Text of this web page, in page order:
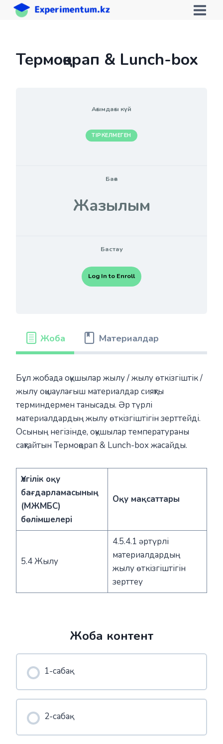
Skip
Термоқорап & Lunch-box
Ағымдағы күй
ТІРКЕЛМЕГЕН
Баға
Жазылым
Бастау
Log In to Enroll
Жоба Материалдар
Бұл жобада оқушылар жылу / жылу өткізгіштік /
жылу оқшаулағыш материалдар сияқты
терминдермен танысады. Әр түрлі
материалдардың жылу өткізгіштігін зерттейді.
Осының негізінде, оқушылар температураны
сақтайтын Термоқорап & Lunch-box жасайды.
Үлгілік оқу
бағдарламасының
(МЖМБС)
бөлімшелері
Оқу мақсаттары
5.4 Жылу
4.5.4.1 әртүрлі
материалдардың
жылу өткізгіштігін
зерттеу
Жоба контент
1-сабақ
2-сабақ